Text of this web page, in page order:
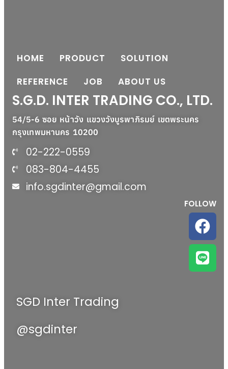
HOME PRODUCT
SOLUTION
REFERENCE
JOB ABOUT US
S.G.D. INTER TRADING CO., LTD.
54/5-6 ซอย หน้าวัง แขวงวังบูรพาภิรมย์ เขตพระนคร
กรุงเทพมหานคร 10200
02-222-0559
083-804-4455
info.sgdinter@gmail.com
FOLLOW
SGD Inter Trading
@sgdinter